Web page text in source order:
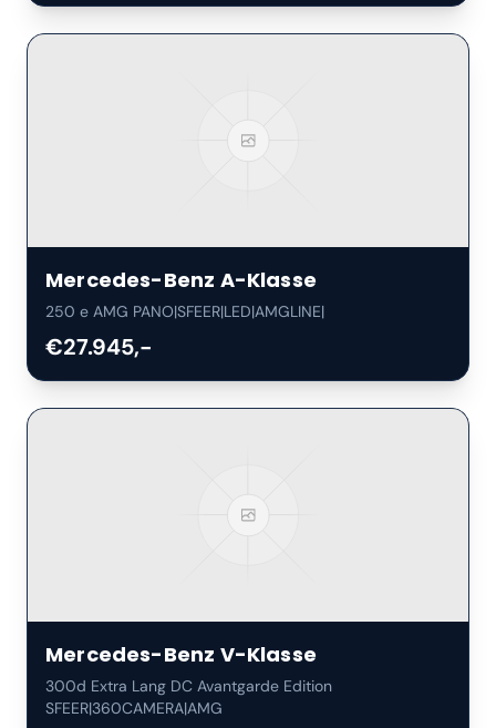
Mercedes-Benz A-Klasse
250 e AMG PANO|SFEER|LED|AMGLINE|
€27.945,-
Mercedes-Benz V-Klasse
300d Extra Lang DC Avantgarde Edition
SFEER|360CAMERA|AMG